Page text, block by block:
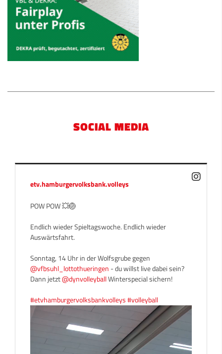
SOCIAL MEDIA
etv.hamburgervolksbank.volleys
POW POW 💥🏐
Endlich wieder Spieltagswoche. Endlich wieder
Auswärtsfahrt.
Sonntag, 14 Uhr in der Wolfsgrube gegen
@vfbsuhl_lottothueringen - du willst live dabei sein?
Dann jetzt@dynvolleyballWinterspecial sichern!
#etvhamburgervolksbankvolleys#volleyball